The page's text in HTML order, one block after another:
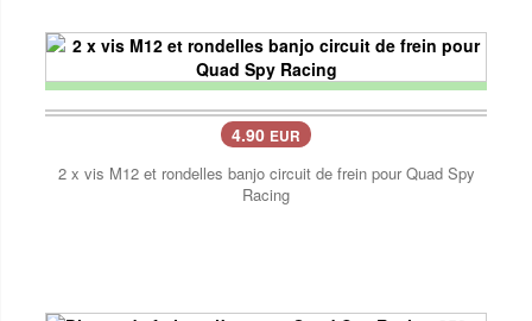
4.90 EUR
2 x vis M12 et rondelles banjo circuit de frein pour Quad Spy
Racing